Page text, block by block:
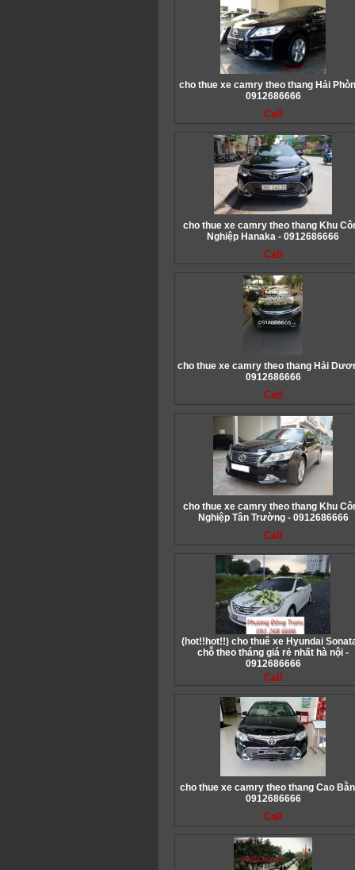
cho thue xe camry theo thang Hải
0912686666
Call
cho thue xe camry theo thang Khu
Nghiệp Hanaka - 0912686666
Call
cho thue xe camry theo thang Hải
0912686666
Call
cho thue xe camry theo thang Khu
Nghiệp Tân Trường - 0912686666
Call
(hot!!hot!!) cho thuê xe Hyundai
chỗ theo tháng giá rẻ nhất hà nội -
0912686666
Call
cho thue xe camry theo thang Cao
0912686666
Call